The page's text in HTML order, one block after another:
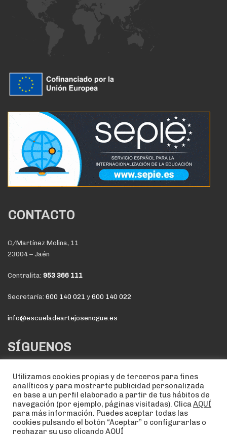
CONTACTO
C/Martínez Molina, 11
23004 – Jaén
Centralita: 953 366 111
Secretaría: 600 140 021 y 600 140 022
info@escueladeartejosenogue.es
SÍGUENOS
Utilizamos cookies propias y de terceros para fines
analíticos y para mostrarte publicidad personalizada
en base a un perfil elaborado a partir de tus hábitos de
navegación (por ejemplo, páginas visitadas). ClicaAQUÍ
para más información. Puedes aceptar todas las
cookies pulsando el botón “Aceptar” o configurarlas o
rechazar su uso clicando AQUÍ